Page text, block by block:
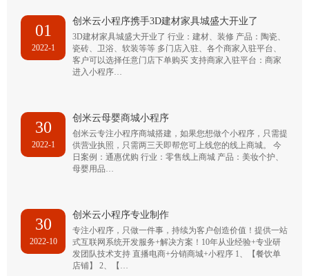
01
2022-1
创米云小程序携手3D建材家具城盛大开业了
3D建材家具城盛大开业了 行业：建材、装修 产品：陶瓷、
瓷砖、卫浴、软装等等 多门店入驻、各个商家入驻平台、
客户可以选择任意门店下单购买 支持商家入驻平台：商家
进入小程序…
30
2022-1
创米云母婴商城小程序
创米云专注小程序商城搭建，如果您想做个小程序，只需提
供营业执照，只需两三天即帮您可上线您的线上商城。 今
日案例：通惠优购 行业：零售线上商城 产品：美妆个护、
母婴用品…
30
2022-10
创米云小程序专业制作
专注小程序，只做一件事，持续为客户创造价值！提供一站
式互联网系统开发服务+解决方案！10年从业经验+专业研
发团队技术支持 直播电商+分销商城+小程序 1、【餐饮单
店铺】 2、【…